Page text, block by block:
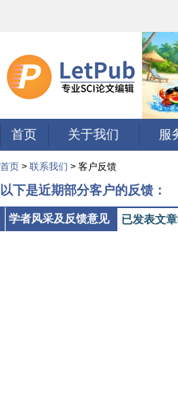
首页 关于我们 服
首页 > 联系我们 > 客户反馈
以下是近期部分客户的反馈：
学者风采及反馈意见 已发表文